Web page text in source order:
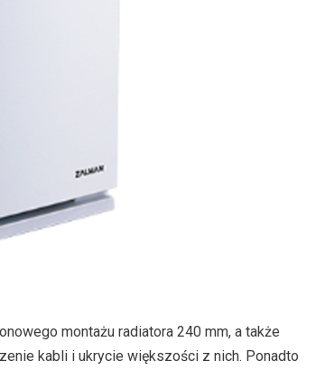
montażu radiatora 240 mm, a także
kabli i ukrycie większości z nich. Ponadto